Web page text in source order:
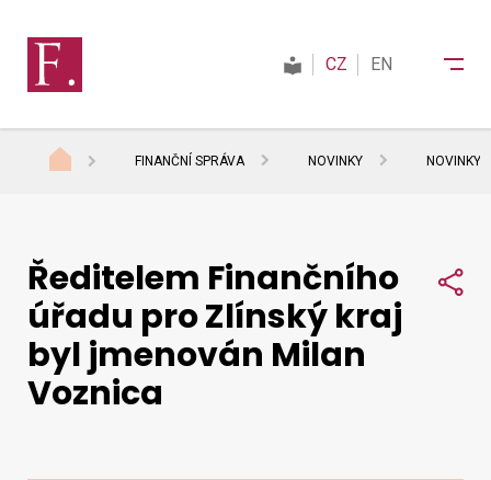
Daně
Mezinárodní spolupráce
CZ EN
FINANČNÍ SPRÁVA NOVINKY NOVINKY
Ředitelem Finančního
úřadu pro Zlínský kraj
byl jmenován Milan
Voznica